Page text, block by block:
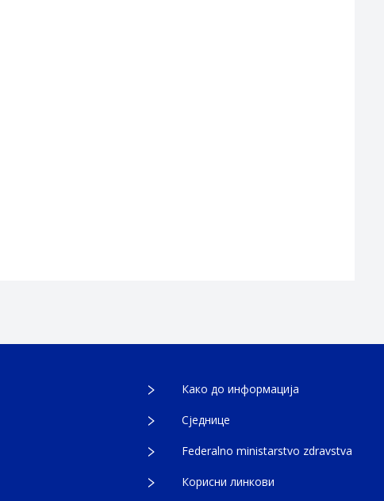
Како до информација
Сједнице
Federalno ministarstvo zdravstva
Корисни линкови